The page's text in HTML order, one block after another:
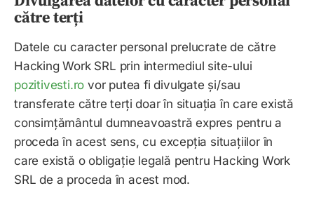
către terți
Datele cu caracter personal prelucrate de către
Hacking Work SRL prin intermediul site-ului
pozitivesti.ro vor putea fi divulgate și/sau
transferate către terți doar în situația în care există
consimțământul dumneavoastră expres pentru a
proceda în acest sens, cu excepția situațiilor în
care există o obligație legală pentru Hacking Work
SRL de a proceda în acest mod.